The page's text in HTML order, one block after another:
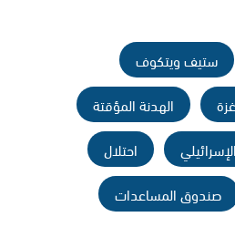
ستيف ويتكوف
الهدنة المؤقتة
احتلال
صندوق المساعدات